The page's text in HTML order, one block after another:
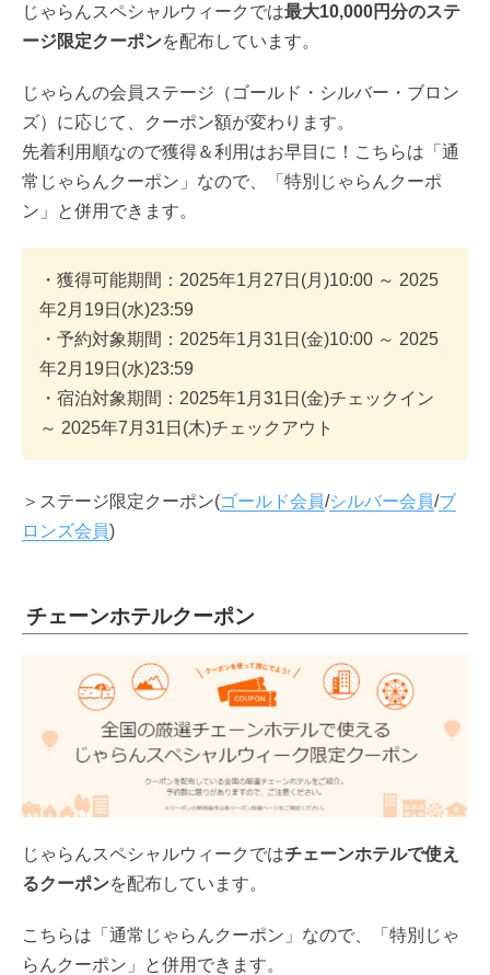
じゃらんスペシャルウィークでは最大10,000円分のステ
ージ限定クーポンを配布しています。
じゃらんの会員ステージ（ゴールド・シルバー・ブロン
ズ）に応じて、クーポン額が変わります。
先着利用順なので獲得＆利用はお早目に！こちらは「通
常じゃらんクーポン」なので、「特別じゃらんクーポ
ン」と併用できます。
・獲得可能期間：2025年1月27日(月)10:00 ～ 2025
年2月19日(水)23:59
・予約対象期間：2025年1月31日(金)10:00 ～ 2025
年2月19日(水)23:59
・宿泊対象期間：2025年1月31日(金)チェックイン
～ 2025年7月31日(木)チェックアウト
＞ステージ限定クーポン(ゴールド会員/シルバー会員/ブ
ロンズ会員)
チェーンホテルクーポン
じゃらんスペシャルウィークではチェーンホテルで使え
るクーポンを配布しています。
こちらは「通常じゃらんクーポン」なので、「特別じゃ
らんクーポン」と併用できます。